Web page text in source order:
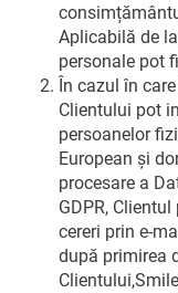
Aplicabilă de
personale pot
În cazul în
Clientului pot
persoanelor
European și
procesare a
GDPR,
cereri prin e-
după primirea